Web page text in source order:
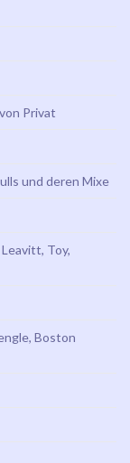
Privat
und deren Mixe
Toy,
Boston